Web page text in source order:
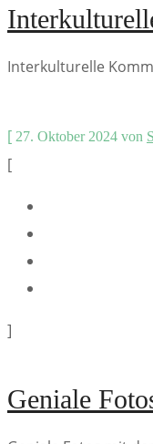
Interkulturelle
[ 27. Oktober 2024 von
[
]
Geniale